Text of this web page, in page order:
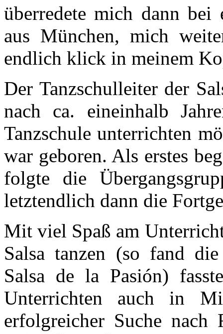
überredete mich dann
aus München, mich
endlich klick in meinem
Der Tanzschulleiter der
nach ca. eineinhalb
Tanzschule unterrichten
war geboren. Als erstes
folgte die
letztendlich dann die
Mit viel Spaß am
Salsa tanzen (so fand
Salsa de la Pasión)
Unterrichten auch in
erfolgreicher Suche